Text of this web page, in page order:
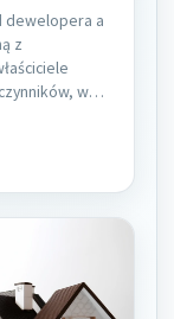
dewelopera a
z
w